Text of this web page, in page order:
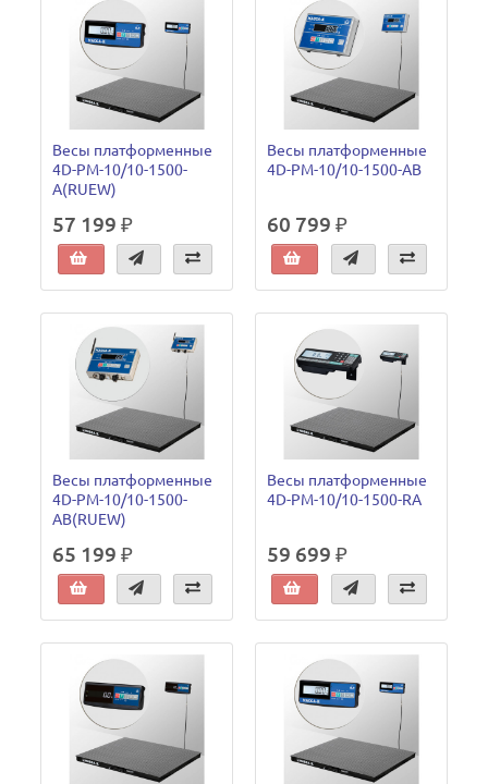
Весы платформенные
4D-PM-10/10-1500-
A(RUEW)
57 199 ₽
Весы платформенные
4D-PM-10/10-1500-AB
60 799 ₽
Весы платформенные
4D-PM-10/10-1500-
AB(RUEW)
65 199 ₽
Весы платформенные
4D-PM-10/10-1500-RA
59 699 ₽